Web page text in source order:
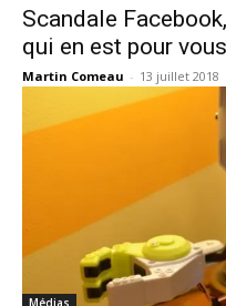
Scandale
qui en est pour vous
Martin Comeau - 13 juillet 2018
Médias